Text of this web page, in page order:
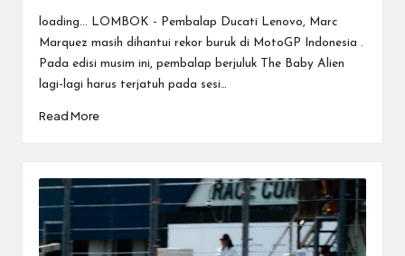
byloading... LOMBOK - Pembalap Ducati Lenovo, Marc
Marquez masih dihantui rekor buruk di MotoGP Indonesia .
Pada edisi musim ini, pembalap berjuluk The Baby Alien
lagi-lagi harus terjatuh pada sesi…
Read More